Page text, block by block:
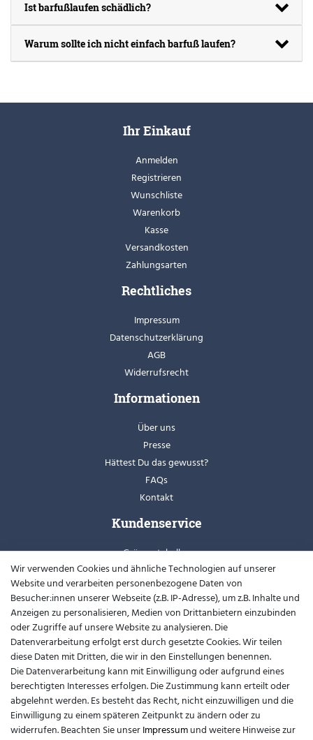
Ist barfußlaufen schädlich?
Warum sollte ich nicht einfach barfuß laufen?
Ihr Einkauf
Anmelden
Registrieren
Wunschliste
Warenkorb
Kasse
Versandkosten
Zahlungsarten
Rechtliches
Impressum
Datenschutzerklärung
AGB
Widerrufsrecht
Informationen
Über uns
Presse
Hättest Du das gewusst?
FAQs
Kontakt
Kundenservice
Grössentabellen
Retoure
Schuhweiten
Youtube
Widerrufsformular
Kontakt
support@barfusslaufen.com
+49 (0)8807-214983
Wir verwenden Cookies und ähnliche Technologien auf unserer
Website und verarbeiten personenbezogene Daten von
Besucher:innen unserer Webseite (z.B. IP-Adresse), um z.B. Inhalte und
Anzeigen zu personalisieren, Medien von Drittanbietern einzubinden
oder Zugriffe auf unsere Website zu analysieren. Die
Datenverarbeitung erfolgt erst durch gesetzte Cookies. Wir teilen
diese Daten mit Dritten, die wir in den Einstellungen benennen.
Die Datenverarbeitung kann mit Einwilligung oder aufgrund eines
berechtigten Interesses erfolgen. Die Zustimmung kann erteilt oder
abgelehnt werden. Es besteht das Recht, nicht einzuwilligen und die
Einwilligung zu einem späteren Zeitpunkt zu ändern oder zu
widerrufen. Beachten Sie unserImpressumund weitere Hinweise zur